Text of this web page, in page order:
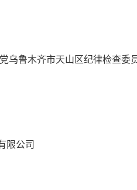
乌鲁木齐市天山区纪律检查委
限公司